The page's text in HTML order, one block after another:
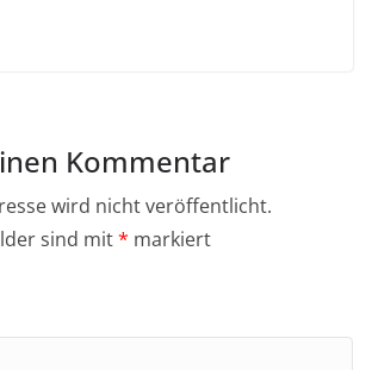
Kommentar
wird nicht veröffentlicht.
sind mit* markiert